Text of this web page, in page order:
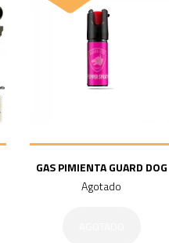
GAS PIMIENTA GUARD DOG
Agotado